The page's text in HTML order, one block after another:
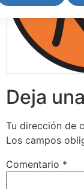
Deja
Tu dirección de
Los campos
Comentario *